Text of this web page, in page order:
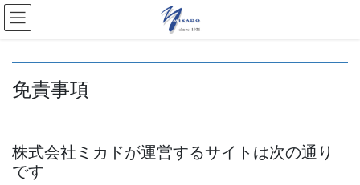
免責事項
株式会社ミカドが運営するサイトは次の通り
です